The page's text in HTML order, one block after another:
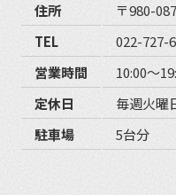
住所
〒980-
TEL
022-727-
営業時間
10:00〜
定休日
毎週火曜
駐車場
5台分